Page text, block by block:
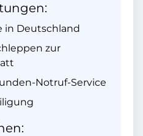
in Deutschland
zur
Notruf-Service